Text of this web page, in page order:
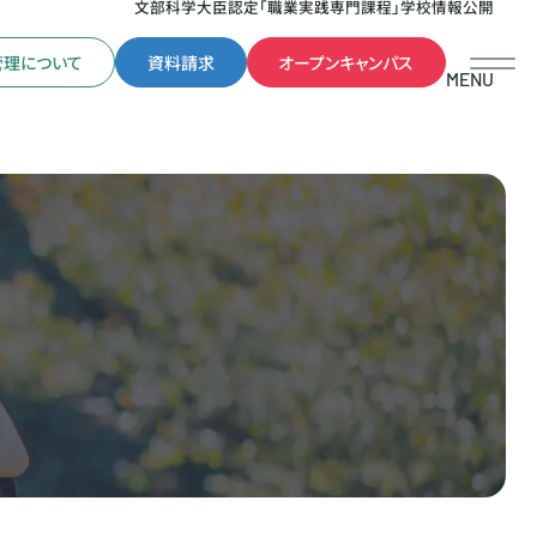
文部科学大臣認定「職業実践専門課程」学校情報公開
について 資料請求 オープンキャンパス
MENU